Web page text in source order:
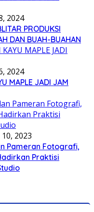
2024
PRODUKSI
DAN BUAH-BUAHAN
2024
MAPLE JADI JAM
2023
Pameran Fotografi,
Praktisi